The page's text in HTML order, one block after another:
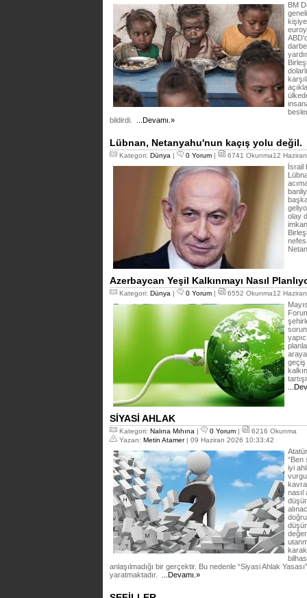
BM
bildirdi.
...Devamı.»
Lübnan, Netanyahu'nun kaçış yolu değil.
Kategori: Dünya | 0 Yorum | 6741 Okunma12
İsrail
olay
nefes
Azerbaycan Yeşil Kalkınmayı Nasıl
Kategori: Dünya | 0 Yorum | 6552 Okunma12
geçiş
SİYASİ AHLAK
Kategori: Nalına Mıhına | 0 Yorum |
6216 Okunma
Yazan: Metin Atamer| 09 Haziran 2026 10:33:42
“Ben
iyi
nasıl
anlaşılmadığı bir gerçektir. Bu nedenle “Siyasi Ahlak
yaratmaktadır.
...Devamı.»